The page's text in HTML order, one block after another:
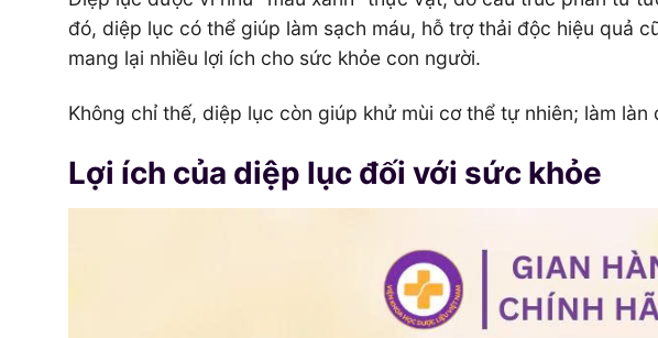
đó, diệp lục có thể giúp làm sạch máu, hỗ trợ thải độc hiệu quả
mang lại nhiều lợi ích cho sức khỏe con người.
Không chỉ thế, diệp lục còn giúp khử mùi cơ thể tự nhiên; làm làn
Lợi ích của diệp lục đối với sức khỏe